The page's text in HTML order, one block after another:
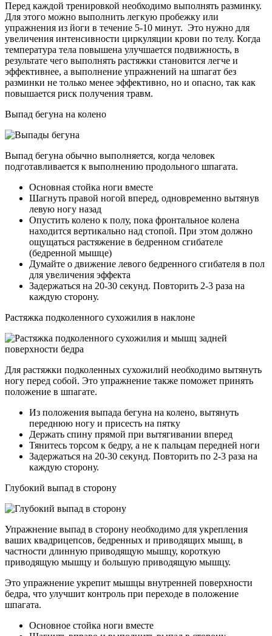
Перед каждой тренировкой необходимо выполнять разминку.
Для этого можно выполнить легкую пробежку или
упражнения из йоги в течение 5-10 минут. Это нужно для
увеличения интенсивности циркуляции крови по телу. Когда
температура тела повышена улучшается подвижность, в
результате чего выполнять растяжки становится легче и
эффективнее, а выполнение упражнений на шпагат без
разминки не только менее эффективно, но и опасно, так как
повышается риск получения травм.
Выпад бегуна на колено
Выпад бегуна обычно выполняется, когда человек
подготавливается к выполнению продольного шпагата.
Основная стойка ноги вместе
Шагнуть правой ногой вперед, одновременно вытянув
левую ногу назад
Опустить колено к полу, пока фронтальное колена
находится вертикально над стопой. При этом должно
ощущаться растяжение в бедренном сгибателе
(бедренной мышце)
Думайте о движение левого бедренного сгибателя в пол
для увеличения эффекта
Задержаться на 20-30 секунд. Повторить 2-3 раза на
каждую сторону.
Растяжка подколенного сухожилия в наклоне
Для растяжки подколенных сухожилий необходимо вытянуть
ногу перед собой. Это упражнение также поможет принять
положение в шпагате.
Из положения выпада бегуна на колено, вытянуть
переднюю ногу и присесть на пятку
Держать спину прямой при вытягивании вперед
Тянитесь торсом к бедру, а не к пальцам передней ноги
Задержаться на 20-30 секунд. Повторить по 2-3 раза на
каждую сторону.
Глубокий выпад в сторону
Упражнение выпад в сторону необходимо для укрепления
ваших квадрицепсов, бедренных и приводящих мышц, в
частности длинную приводящую мышцу, короткую
приводящую мышцу и большую приводящую мышцу.
Это упражнение укрепит мышцы внутренней поверхности
бедра, что улучшит контроль при переходе в положение
шпагата.
Основное стойка ноги вместе